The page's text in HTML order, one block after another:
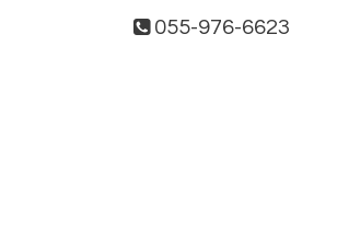
055-976-6623